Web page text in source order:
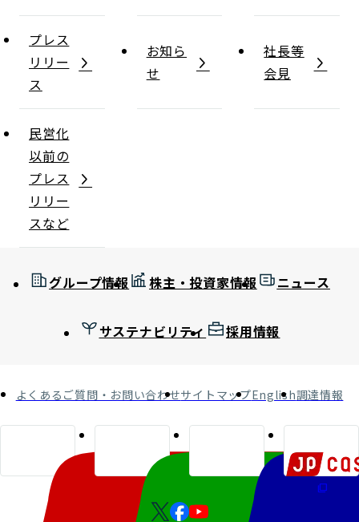
プレス
リリー
ス
お知ら
せ
社長等
会見
民営化
以前の
プレス
リリー
スなど
グループ情報 株主・投資家情報 ニュース
サステナビリティ 採用情報
よくあるご質問・お問い合わせサイトマップEnglish調達情報